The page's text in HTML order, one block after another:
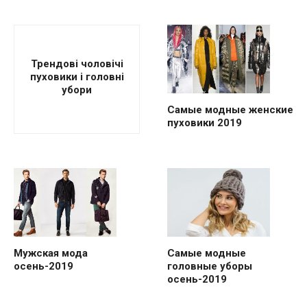
Трендові чоловічі
пуховики і головні
убори
Самые модные женские
пуховики 2019
Мужская мода
осень-2019
Самые модные
головные уборы
осень-2019